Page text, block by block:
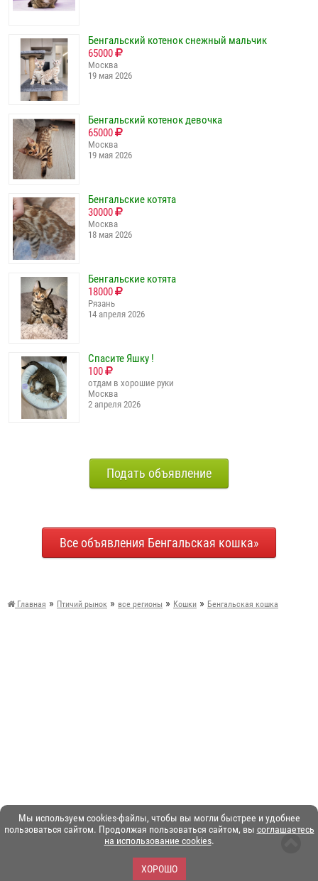
Мы используем cookies-файлы, чтобы вы могли быстрее и удобнее
пользоваться сайтом. Продолжая пользоваться сайтом, вы соглашаетесь
на использование cookies.
ХОРОШО
Бенгальский котенок снежный мальчик
65000
Москва
19 мая 2026
Бенгальский котенок девочка
65000
Москва
19 мая 2026
Бенгальские котята
30000
Москва
18 мая 2026
Бенгальские котята
18000
Рязань
14 апреля 2026
Спасите Яшку !
100
отдам в хорошие руки
Москва
2 апреля 2026
Подать объявление
Все объявления Бенгальская кошка»
Главная » Птичий рынок » все регионы » Кошки » Бенгальская кошка